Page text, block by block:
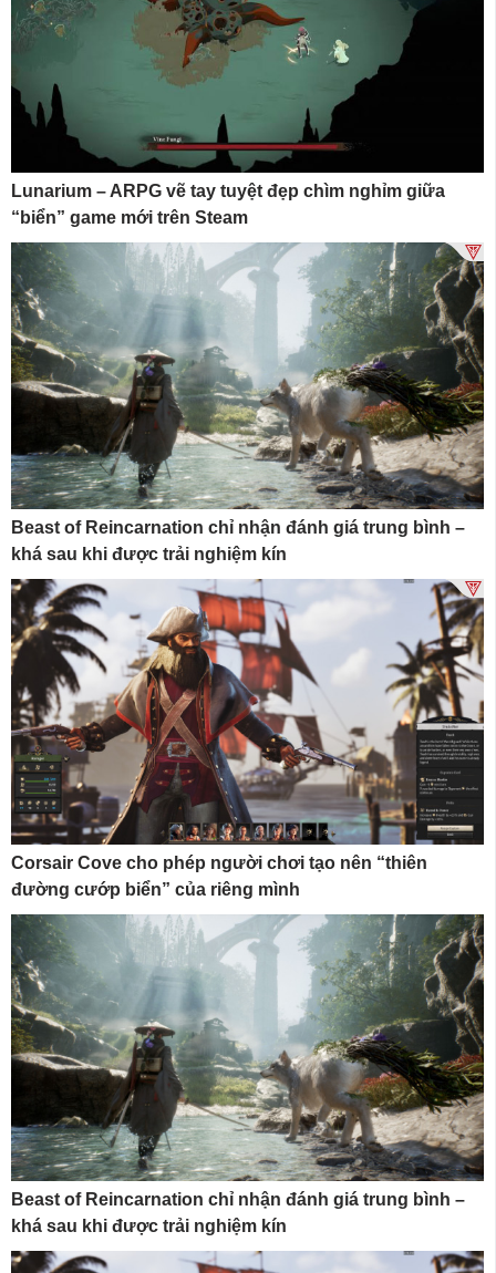
Lunarium – ARPG vẽ tay tuyệt đẹp chìm nghỉm giữa
“biển” game mới trên Steam
Beast of Reincarnation chỉ nhận đánh giá trung bình –
khá sau khi được trải nghiệm kín
Corsair Cove cho phép người chơi tạo nên “thiên
đường cướp biển” của riêng mình
Beast of Reincarnation chỉ nhận đánh giá trung bình –
khá sau khi được trải nghiệm kín